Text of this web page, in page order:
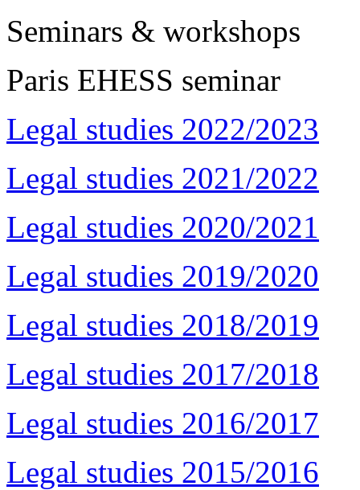
Seminars & workshops
Paris EHESS seminar
Legal studies 2022/2023
Legal studies 2021/2022
Legal studies 2020/2021
Legal studies 2019/2020
Legal studies 2018/2019
Legal studies 2017/2018
Legal studies 2016/2017
Legal studies 2015/2016